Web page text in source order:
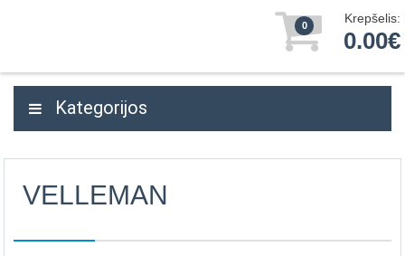
0 Krepšelis:
0.00€
Kategorijos
VELLEMAN